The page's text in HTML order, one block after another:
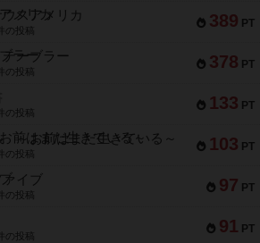
389 PT
スアメリカ
の投稿
378 PT
ーブラー
の投稿
133 PT
の投稿
103 PT
～お前はまだ生きている～
の投稿
97 PT
イブ
の投稿
91 PT
の投稿